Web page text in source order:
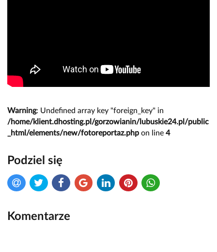
Warning: Undefined array key "foreign_key" in
/home/klient.dhosting.pl/gorzowianin/lubuskie24.pl/public
_html/elements/new/fotoreportaz.php on line 4
Podziel się
Komentarze